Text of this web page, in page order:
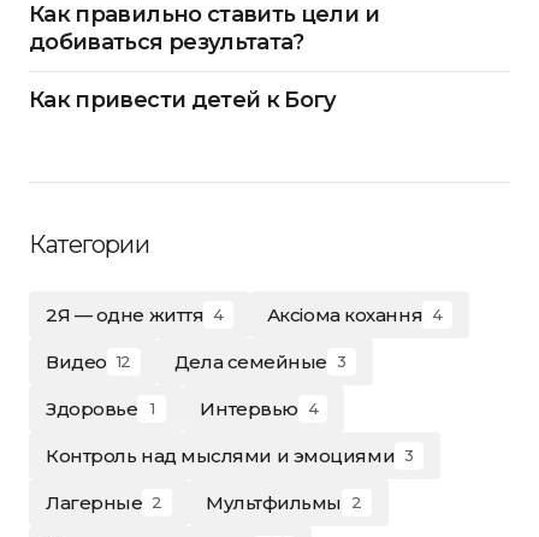
Как правильно ставить цели и
добиваться результата?
Как привести детей к Богу
Категории
2Я — одне життя 4 Аксіома кохання 4
Видео 12 Дела семейные 3
Здоровье 1 Интервью 4
Контроль над мыслями и эмоциями 3
Лагерные 2 Мультфильмы 2